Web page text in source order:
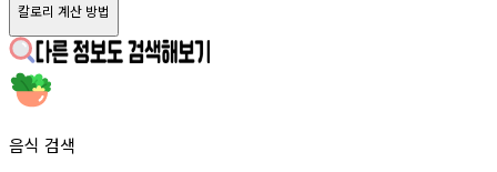
칼로리 계산 방법
음식 검색